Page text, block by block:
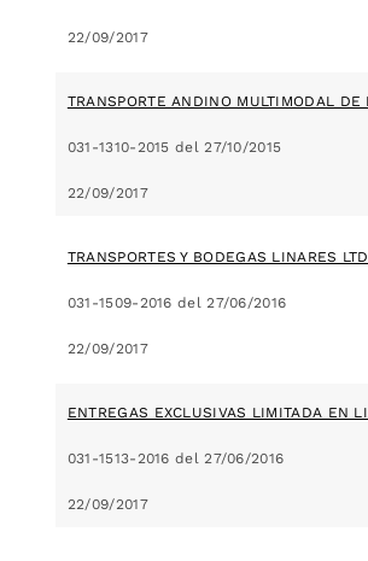
22/09/2017
TRANSPORTE ANDINO MULTIMODAL DE
031-1310-2015 del 27/10/2015
22/09/2017
TRANSPORTES Y BODEGAS LINARES
031-1509-2016 del 27/06/2016
22/09/2017
ENTREGAS EXCLUSIVAS LIMITADA EN
031-1513-2016 del 27/06/2016
22/09/2017